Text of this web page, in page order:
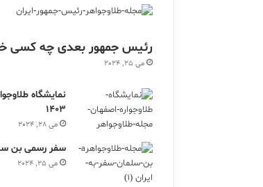
رئیس جمهور بعدی چه کسی
می 25, 2024
نمایشگاه
1403
می 28, 2024
سفر رسمی بن
می 25, 2024